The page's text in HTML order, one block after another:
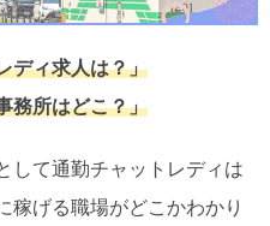
ディ求人は？」
務所はどこ？」
して通勤チャットレディは
稼げる職場がどこかわかり